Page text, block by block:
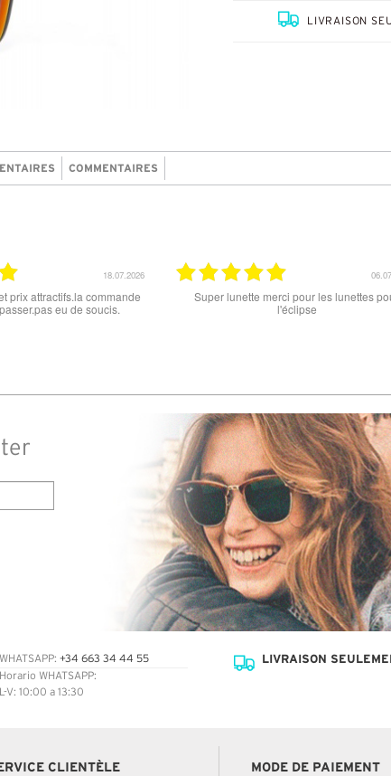
LIVRAISON
COMMENTAIRES
un grand choix
les stocks
pas à jour. J'ai
tout est parfait , que ce soit le produit commandé
ou la livraison . merci
WHATSAPP: +34 663 34 44 55
Horario WHATSAPP:
L-V: 10:00 a 13:30
LIVRAISON
CLIENTÈLE MODE DE PAIEMENT